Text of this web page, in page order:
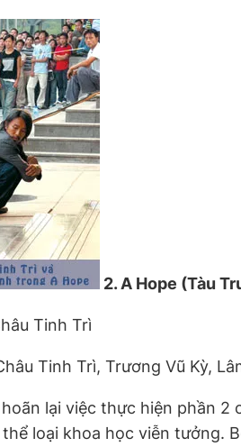
2. A Hope (Tàu
Tinh Trì
Tinh Trì, Trương Vũ Kỳ,
lại việc thực hiện phần 2
loại khoa học viễn tưởng.